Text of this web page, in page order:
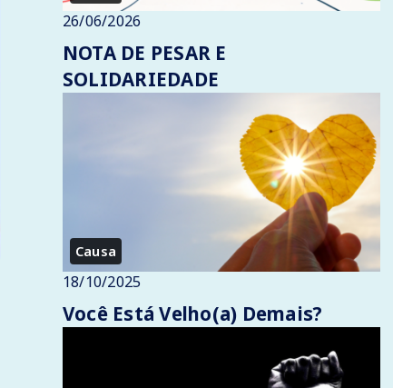
26/06/2026
NOTA DE PESAR E
SOLIDARIEDADE
Causa
18/10/2025
Você Está Velho(a) Demais?